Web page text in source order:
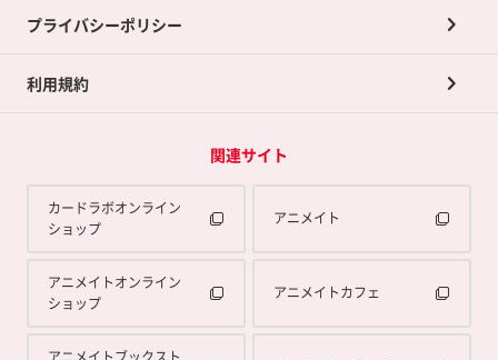
プライバシーポリシー
利用規約
関連サイト
カードラボオンライン
ショップ
アニメイト
アニメイトオンライン
ショップ
アニメイトカフェ